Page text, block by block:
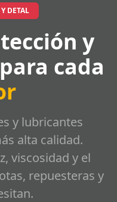
DETAL
y
cada
y lubricantes
alta calidad.
viscosidad y el
repuesteras y